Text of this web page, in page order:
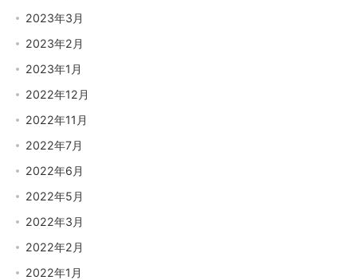
2023年3月
2023年2月
2023年1月
2022年12月
2022年11月
2022年7月
2022年6月
2022年5月
2022年3月
2022年2月
2022年1月